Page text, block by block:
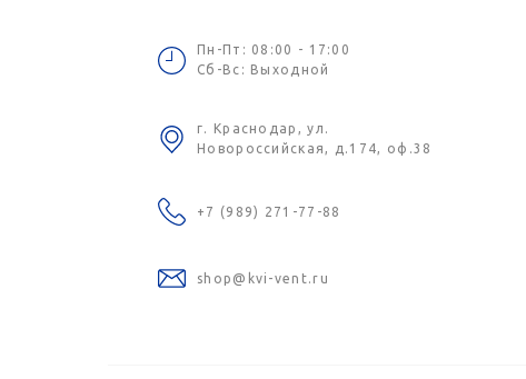
Пн-Пт: 08:00 - 17:00
Сб-Вс: Выходной
г. Краснодар, ул.
Новороссийская, д.174, оф.38
+7 (989) 271-77-88
shop@kvi-vent.ru